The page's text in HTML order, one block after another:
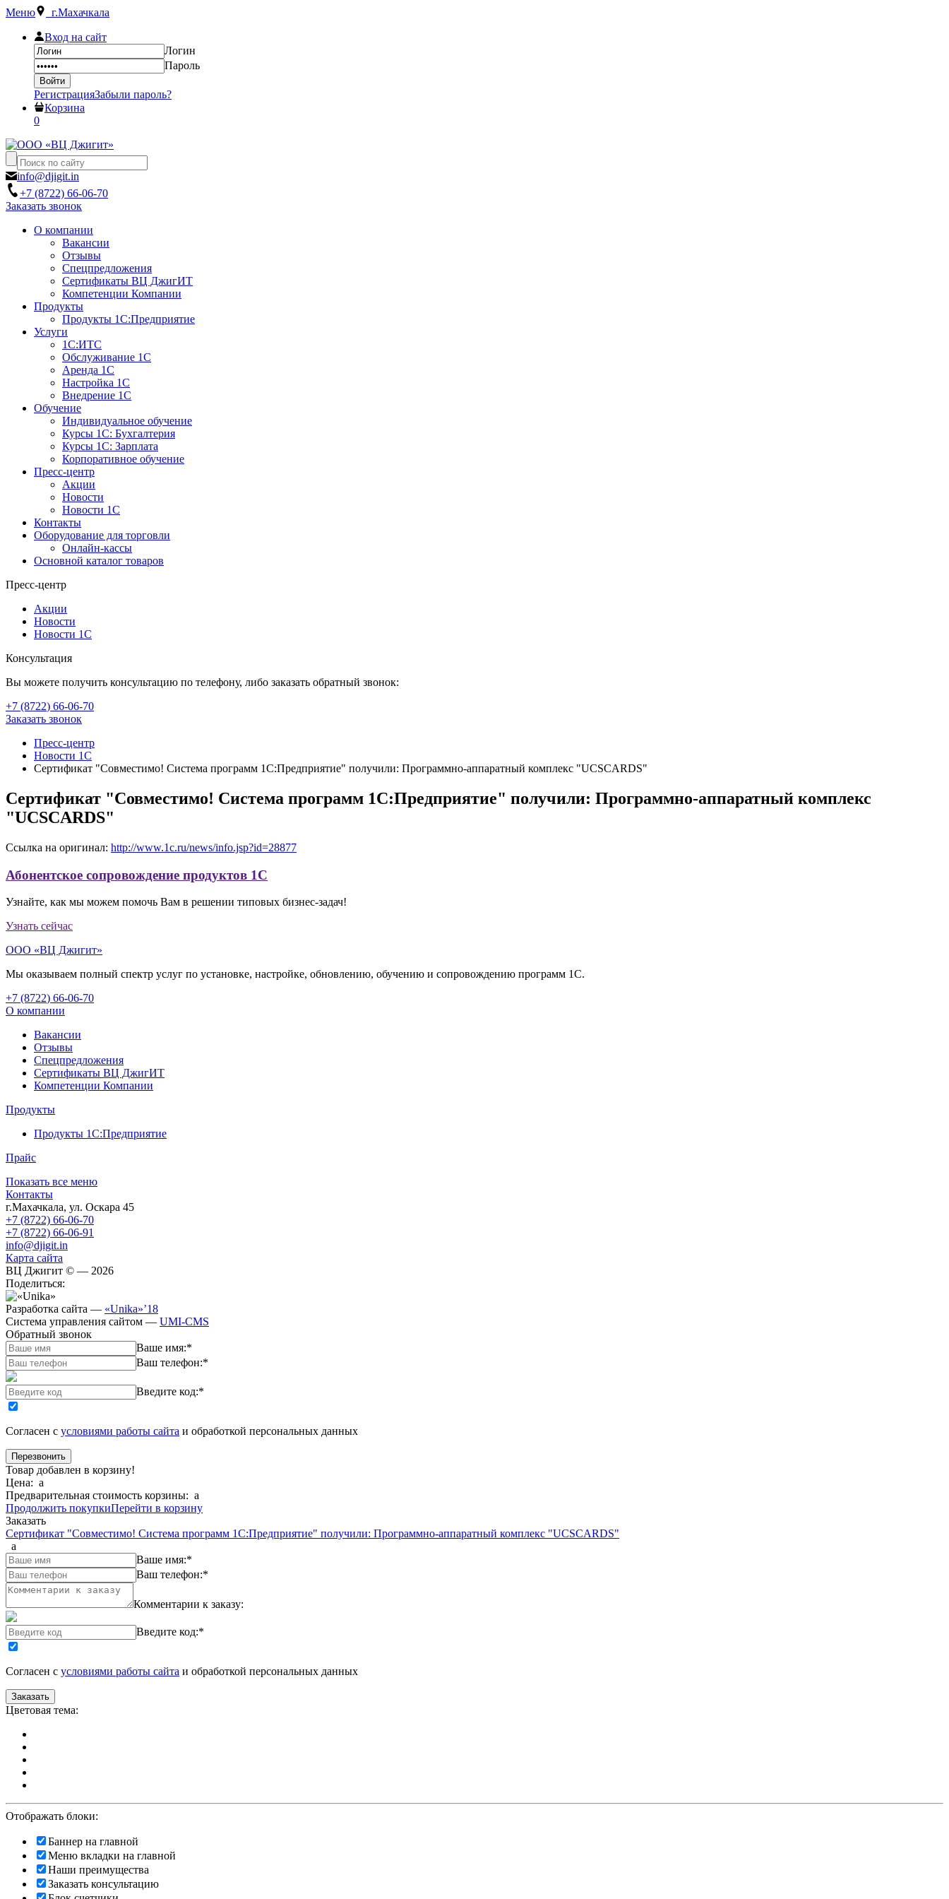
Меню г.Махачкала
Вход на сайт
Логин
Пароль
РегистрацияЗабыли пароль?
Корзина
0
info@djigit.in
+7 (8722) 66-06-70
Заказать звонок
О компании
Вакансии
Отзывы
Спецпредложения
Сертификаты ВЦ ДжигИТ
Компетенции Компании
Продукты
Продукты 1С:Предприятие
Услуги
1С:ИТС
Обслуживание 1С
Аренда 1С
Настройка 1С
Внедрение 1С
Обучение
Индивидуальное обучение
Курсы 1С: Бухгалтерия
Курсы 1С: Зарплата
Корпоративное обучение
Пресс-центр
Акции
Новости
Новости 1С
Контакты
Оборудование для торговли
Онлайн-кассы
Основной каталог товаров
Пресс-центр
Акции
Новости
Новости 1С
Консультация
Вы можете получить консультацию по телефону, либо заказать обратный звонок:
+7 (8722) 66-06-70
Заказать звонок
Пресс-центр
Новости 1С
Сертификат "Совместимо! Система программ 1С:Предприятие" получили: Программно-аппаратный комплекс "UCSCARDS"
Сертификат "Совместимо! Система программ 1С:Предприятие" получили: Программно-аппаратный комплекс
"UCSCARDS"
Ссылка на оригинал: http://www.1c.ru/news/info.jsp?id=28877
Абонентское сопровождение продуктов 1C
Узнайте, как мы можем помочь Вам в решении типовых бизнес-задач!
Узнать сейчас
ООО «ВЦ Джигит»
Мы оказываем полный спектр услуг по установке, настройке, обновлению, обучению и сопровождению программ 1С.
+7 (8722) 66-06-70
О компании
Вакансии
Отзывы
Спецпредложения
Сертификаты ВЦ ДжигИТ
Компетенции Компании
Продукты
Продукты 1С:Предприятие
Прайс
Показать все меню
Контакты
г.Махачкала, ул. Оскара 45
+7 (8722) 66-06-70
+7 (8722) 66-06-91
info@djigit.in
Карта сайта
ВЦ Джигит © — 2026
Поделиться:
Разработка сайта — «Unika»’18
Система управления сайтом — UMI-CMS
Обратный звонок
Ваше имя:*
Ваш телефон:*
Введите код:*
Согласен с условиями работы сайта и обработкой персональных данных
Товар добавлен в корзину!
Цена: a
Предварительная стоимость корзины: a
Продолжить покупкиПерейти в корзину
Заказать
Сертификат "Совместимо! Система программ 1С:Предприятие" получили: Программно-аппаратный комплекс "UCSCARDS"
a
Ваше имя:*
Ваш телефон:*
Комментарии к заказу:
Введите код:*
Согласен с условиями работы сайта и обработкой персональных данных
Цветовая тема:
Отображать блоки:
Баннер на главной
Меню вкладки на главной
Наши преимущества
Заказать консультацию